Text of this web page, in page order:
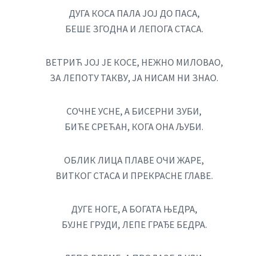
ДУГА КОСА ПАЛА ЈОЈ ДО ПАСА,
БЕШЕ ЗГОДНА И ЛЕПОГА СТАСА.
ВЕТРИЋ ЈОЈ ЈЕ КОСЕ, НЕЖНО МИЛОВАО,
ЗА ЛЕПОТУ ТАКВУ, ЈА НИСАМ НИ ЗНАО.
СОЧНЕ УСНЕ, А БИСЕРНИ ЗУБИ,
БИЋЕ СРЕЋАН, КОГА ОНА ЉУБИ.
ОБЛИК ЛИЦА ПЛАВЕ ОЧИ ЖАРЕ,
ВИТКОГ СТАСА И ПРЕКРАСНЕ ГЛАВЕ.
ДУГЕ НОГЕ, А БОГАТА ЊЕДРА,
БУЈНЕ ГРУДИ, ЛЕПЕ ГРАЂЕ БЕДРА.